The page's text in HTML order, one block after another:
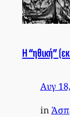
Η “ηθική”
Αυγ
in